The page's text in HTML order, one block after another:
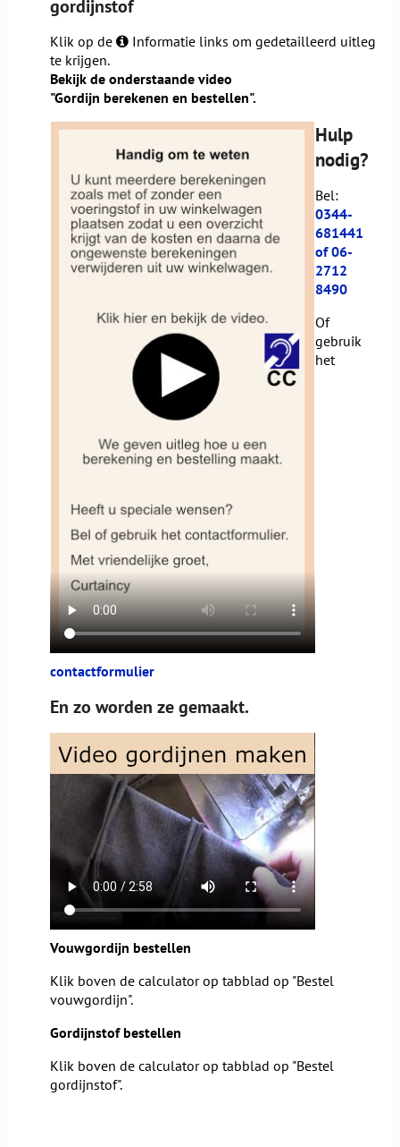
gordijnstof
Klik op de
Informatie links om gedetailleerd uitleg
te krijgen.
Bekijk de onderstaande video
"Gordijn berekenen en bestellen".
Hulp
nodig?
Bel:
0344-
681441
of 06-
2712
8490
Of
gebruik
het
contactformulier
En zo worden ze gemaakt.
Vouwgordijn bestellen
Klik boven de calculator op tabblad op "Bestel
vouwgordijn".
Gordijnstof bestellen
Klik boven de calculator op tabblad op "Bestel
gordijnstof".